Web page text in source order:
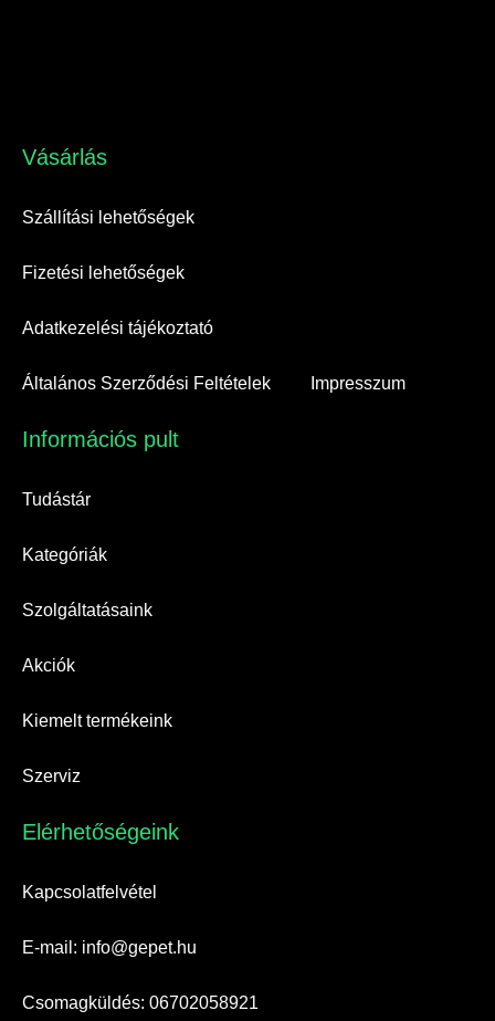
Vásárlás​
Szállítási lehetőségek
Fizetési lehetőségek
Adatkezelési tájékoztató
Általános Szerződési Feltételek Impresszum
Információs pult​
Tudástár
Kategóriák
Szolgáltatásaink
Akciók
Kiemelt termékeink
Szerviz
Elérhetőségeink​
Kapcsolatfelvétel
E-mail: info@gepet.hu
Csomagküldés: 06702058921